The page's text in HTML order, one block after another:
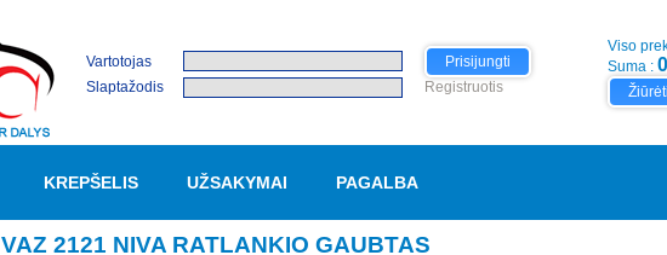
Vartotojas
Prisijungti
Slaptažodis
Registruotis
Viso
Suma :
KREPŠELIS UŽSAKYMAI PAGALBA
VAZ 2121 NIVA RATLANKIO GAUBTAS